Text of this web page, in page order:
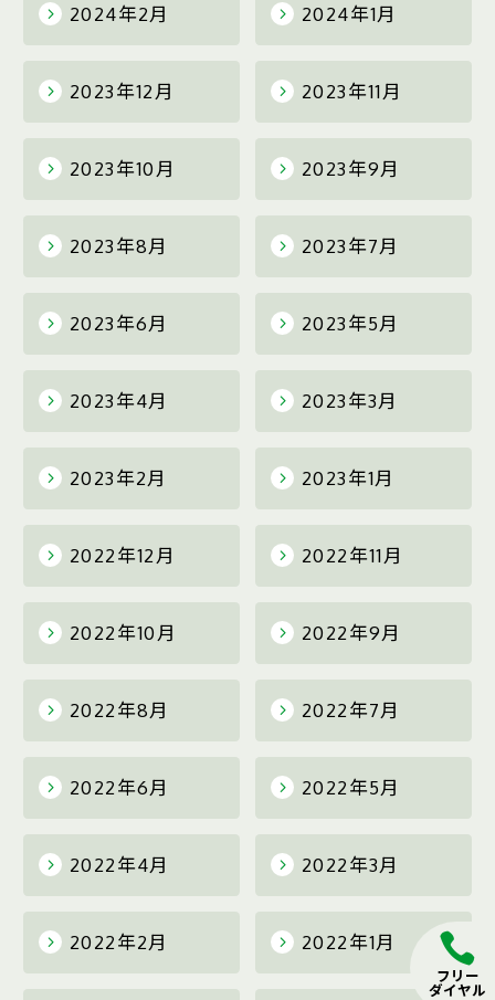
フリー
ダイヤル
2024年2月 2024年1月
2023年12月 2023年11月
2023年10月 2023年9月
2023年8月 2023年7月
2023年6月 2023年5月
2023年4月 2023年3月
2023年2月 2023年1月
2022年12月 2022年11月
2022年10月 2022年9月
2022年8月 2022年7月
2022年6月 2022年5月
2022年4月 2022年3月
2022年2月 2022年1月